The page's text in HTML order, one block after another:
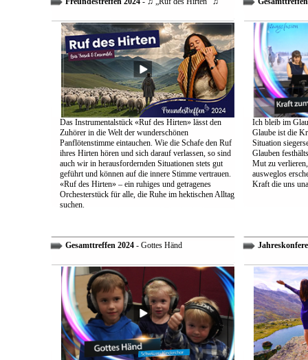
Das Instrumentalstück «Ruf des Hirten» lässt den
Zuhörer in die Welt der wunderschönen
Panflötenstimme eintauchen. Wie die Schafe den Ruf
ihres Hirten hören und sich darauf verlassen, so sind
auch wir in herausfordernden Situationen stets gut
geführt und können auf die innere Stimme vertrauen.
«Ruf des Hirten» – ein ruhiges und getragenes
Orchesterstück für alle, die Ruhe im hektischen Alltag
suchen.
Ich bleib im
Glaube ist die
Situation
Glauben
Mut zu
ausweglos
Kraft die uns
Gesamttreffen 2024- Gottes Händ